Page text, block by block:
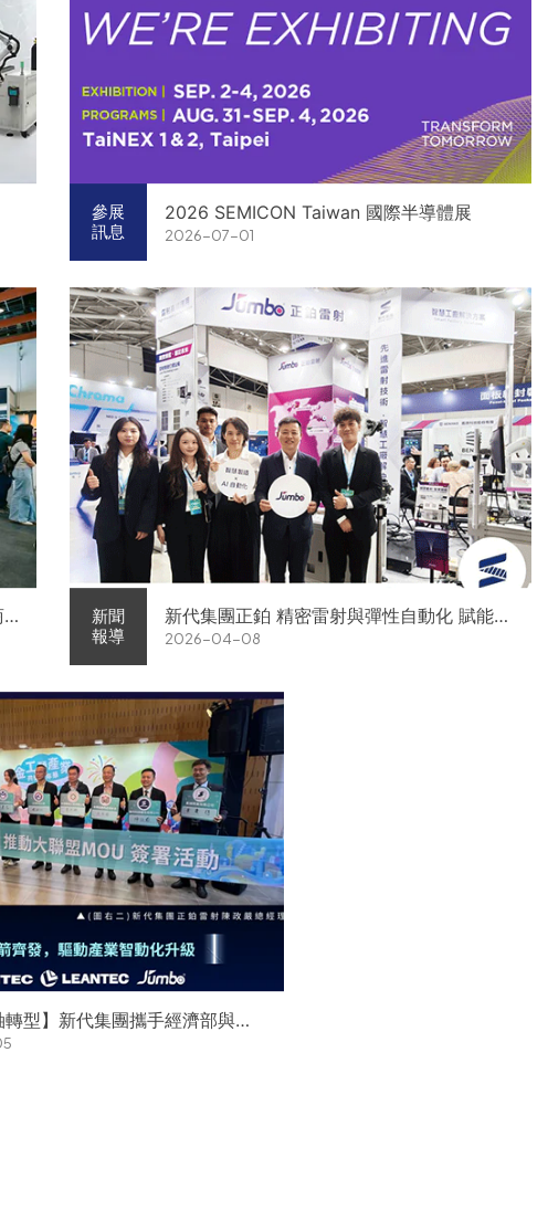
參展
訊息
2026 SEMICON Taiwan 國際半導體展
2026-07-01
新聞
報導
新代集團正鉑 精密雷射與彈性自動化 賦能智
慧智造解方電子展亮相
2026-04-08
轉型】新代集團攜手經濟部與金
領航 AI機器人智慧智造